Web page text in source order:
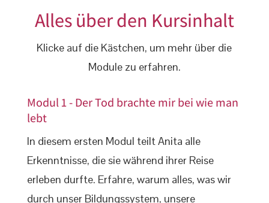
Alles über den Kursinhalt
Klicke auf die Kästchen, um mehr über die
Module zu erfahren.
Modul 1 - Der Tod brachte mir bei wie man
lebt
In diesem ersten Modul teilt Anita alle
Erkenntnisse, die sie während ihrer Reise
erleben durfte. Erfahre, warum alles, was wir
durch unser Bildungssystem, unsere